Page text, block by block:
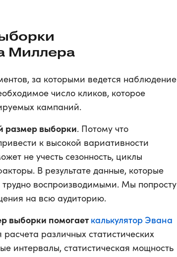
Миллера
за которыми ведется наблюдение
число кликов, которое
кампаний.
размер выборки. Потому что
к высокой вариативности
не учесть сезонность, циклы
В результате данные, которые
воспроизводимыми. Мы попросту
на всю аудиторию.
выборки помогаеткалькулятор Эвана
различных статистических
интервалы, статистическая мощность